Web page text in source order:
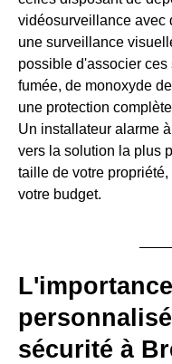
vidéosurveillance avec
une surveillance
possible d'associer
fumée, de monoxyde
une protection
Un installateur alarme
vers la solution la plus
taille de votre
votre budget.
sécurité à